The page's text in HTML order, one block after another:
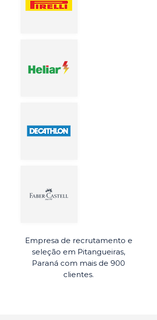
Empresa de recrutamento e
seleção em Pitangueiras,
Paraná com mais de 900
clientes.